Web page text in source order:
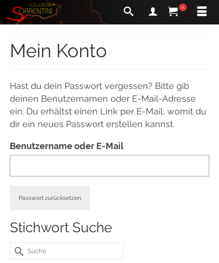
0
Mein Konto
Hast du dein Passwort vergessen? Bitte gib
deinen Benutzernamen oder E-Mail-Adresse
ein. Du erhältst einen Link per E-Mail, womit du
dir ein neues Passwort erstellen kannst.
Benutzername oder E-Mail
Passwort zurücksetzen
Stichwort Suche
Suche
nach: